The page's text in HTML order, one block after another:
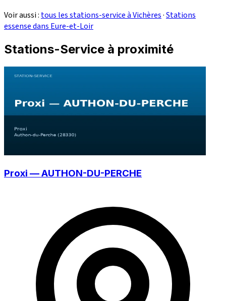
Voir aussi : tous les stations-service à Vichères·Stations
essense dans Eure-et-Loir
Stations-Service à proximité
Proxi — AUTHON-DU-PERCHE